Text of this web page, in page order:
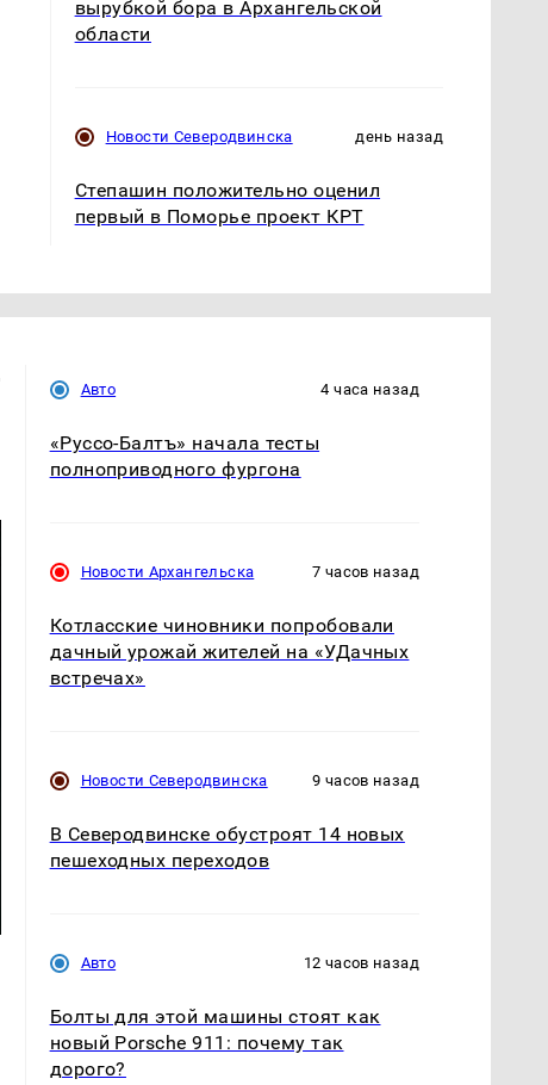
вырубкой бора в Архангельской
области
Новости Северодвинска день назад
Степашин положительно оценил
первый в Поморье проект КРТ
Авто 4 часа назад
«Руссо-Балтъ» начала тесты
полноприводного фургона
Новости Архангельска 7 часов назад
Котласские чиновники попробовали
дачный урожай жителей на «УДачных
встречах»
Новости Северодвинска 9 часов назад
В Северодвинске обустроят 14 новых
пешеходных переходов
Авто 12 часов назад
Болты для этой машины стоят как
новый Porsche 911: почему так
дорого?